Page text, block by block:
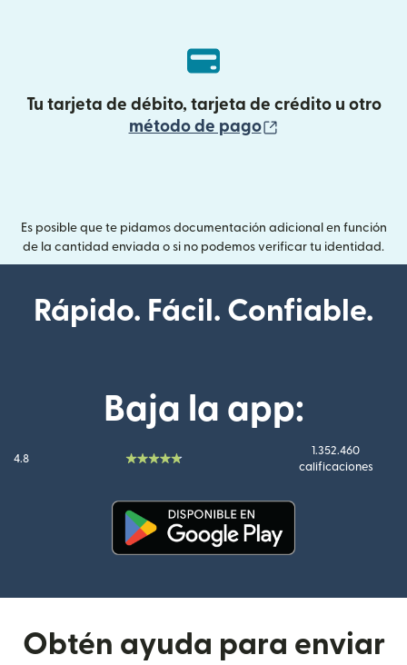
Tu tarjeta de débito, tarjeta de crédito u otro
método de pago
Es posible que te pidamos documentación adicional en función
de la cantidad enviada o si no podemos verificar tu identidad.
Rápido. Fácil. Confiable.
Baja la app:
4.8
1.352.460
calificaciones
Obtén ayuda para enviar